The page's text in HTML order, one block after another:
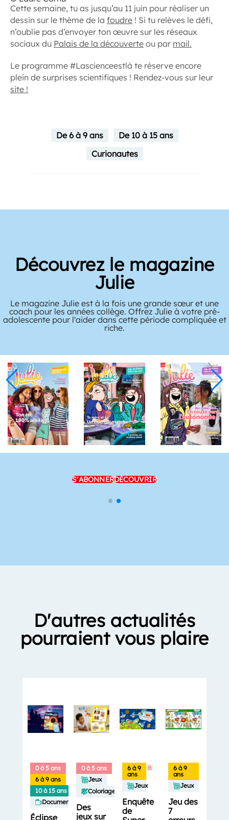
Cette semaine, tu as jusqu’au 11 juin pour réaliser un
dessin sur le thème de la foudre ! Si tu relèves le défi,
n’oublie pas d’envoyer ton œuvre sur les réseaux
sociaux du Palais de la découverte ou par mail.
Le programme #Lascienceestlà te réserve encore
plein de surprises scientifiques ! Rendez-vous sur leur
site !
De 6 à 9 ans
De 10 à 15 ans
Curionautes
Découvrez le magazine
Julie
Le magazine Julie est à la fois une grande sœur et une
coach pour les années collège. Offrez Julie à votre pré-
adolescente pour l'aider dans cette période compliquée et
riche.
S'ABONNERDÉCOUVRIR
D'autres actualités
pourraient vous plaire
0 à 5 ans
6 à 9 ans
10 à 15 ans
Documentaires
Éclipse
0 à 5 ans
Jeux
Coloriages
Des
jeux sur
6 à 9
ans
Jeux
Enquête
de
6 à 9
ans
Jeux
Jeu des
7